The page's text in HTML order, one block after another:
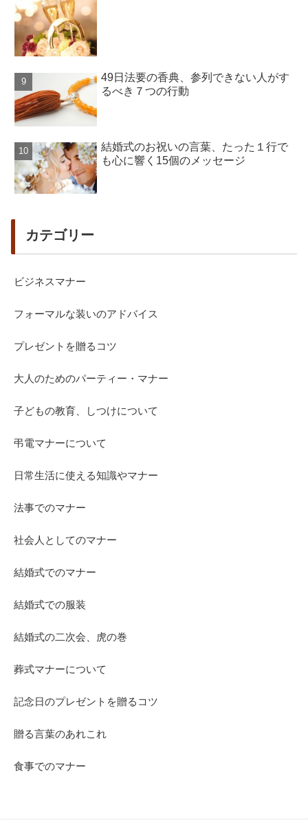
49日法要の香典、参列できない人がす
るべき７つの行動
結婚式のお祝いの言葉、たった１行で
も心に響く15個のメッセージ
カテゴリー
ビジネスマナー
フォーマルな装いのアドバイス
プレゼントを贈るコツ
大人のためのパーティー・マナー
子どもの教育、しつけについて
弔電マナーについて
日常生活に使える知識やマナー
法事でのマナー
社会人としてのマナー
結婚式でのマナー
結婚式での服装
結婚式の二次会、虎の巻
葬式マナーについて
記念日のプレゼントを贈るコツ
贈る言葉のあれこれ
食事でのマナー